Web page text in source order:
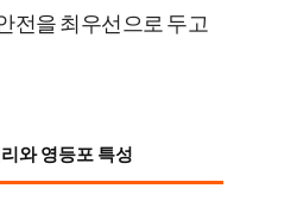
전을 최우선으로 두고
와 영등포 특성